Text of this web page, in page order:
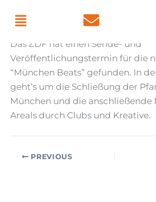
Menu
Byadmin July 7, 2026
Das ZDF hat einen Sende- und
Veröffentlichungstermin für die
“München Beats” gefunden. In
geht’s um die Schließung der
München und die anschließende
Areals durch Clubs und Kreative.
PREVIOUS